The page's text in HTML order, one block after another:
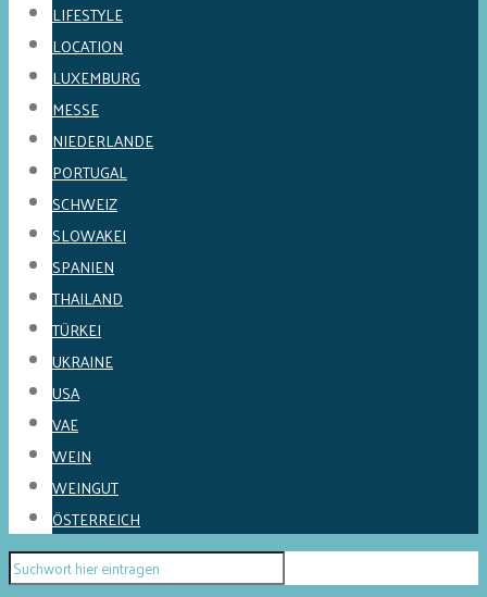
LIFESTYLE
LOCATION
LUXEMBURG
MESSE
NIEDERLANDE
PORTUGAL
SCHWEIZ
SLOWAKEI
SPANIEN
THAILAND
TÜRKEI
UKRAINE
USA
VAE
WEIN
WEINGUT
ÖSTERREICH